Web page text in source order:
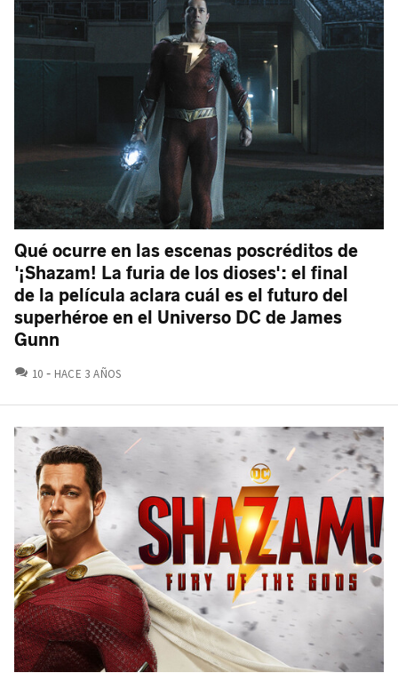
Qué ocurre en las escenas poscréditos de
'¡Shazam! La furia de los dioses': el final
de la película aclara cuál es el futuro del
superhéroe en el Universo DC de James
Gunn
10 COMENTARIOS
HACE 3 AÑOS